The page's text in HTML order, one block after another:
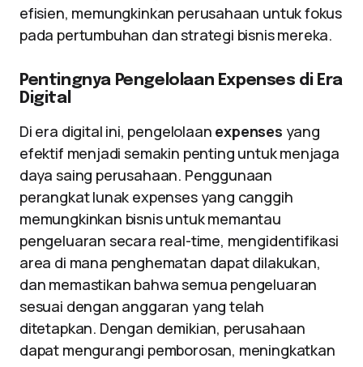
efisien, memungkinkan perusahaan untuk fokus
pada pertumbuhan dan strategi bisnis mereka.
Pentingnya Pengelolaan Expenses di Era
Digital
Di era digital ini, pengelolaan expenses yang
efektif menjadi semakin penting untuk menjaga
daya saing perusahaan. Penggunaan
perangkat lunak expenses yang canggih
memungkinkan bisnis untuk memantau
pengeluaran secara real-time, mengidentifikasi
area di mana penghematan dapat dilakukan,
dan memastikan bahwa semua pengeluaran
sesuai dengan anggaran yang telah
ditetapkan. Dengan demikian, perusahaan
dapat mengurangi pemborosan, meningkatkan